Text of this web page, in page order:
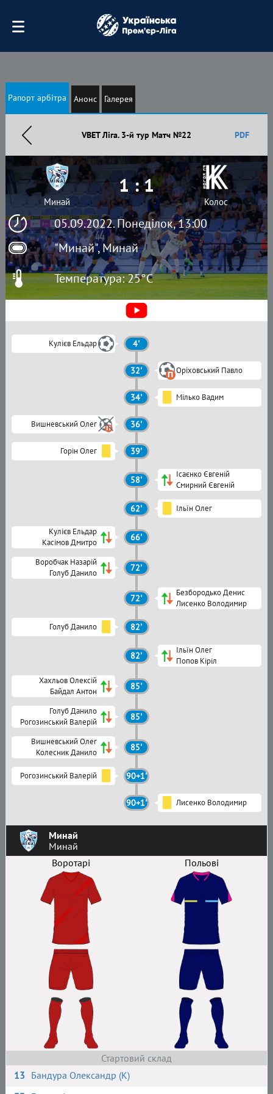
Рапорт арбітра Анонс Галерея
VBET Ліга. 3-й тур Матч №22 PDF
05.09.2022. Понеділок, 13:00
"Минай", Минай
Минай
1 : 1
Колос
Температура: 25°C
Минай
Минай
Воротарі
Польові
Стартовий склад
13 Бандура Олександр (К)
Кулієв Ельдар 4'
32' Оріховський Павло
34' Мілько Вадим
Вишневський Олег 36'
Горін Олег 39'
58'
Ісаєнко Євгеній
Смирний Євгеній
62' Ільїн Олег
Кулієв Ельдар
Касімов Дмитро
66'
Воробчак Назарій
Голуб Данило
72'
72'
Безбородько Денис
Лисенко Володимир
Голуб Данило 82'
82'
Ільїн Олег
Попов Кіріл
Хахльов Олексій
Байдал Антон
85'
Голуб Данило
Рогозинський Валерій
85'
Вишневський Олег
Колесник Данило
85'
Рогозинський Валерій 90+1'
90+1' Лисенко Володимир